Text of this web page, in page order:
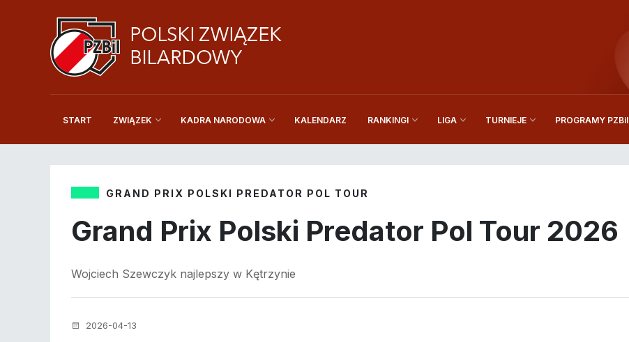
START ZWIĄZEK KADRA NARODOWA KALENDARZ RANKINGI LIGA TURNIEJE PROGRAMY PZBil
GRAND PRIX POLSKI PREDATOR POL TOUR
Grand Prix Polski Predator Pol Tour 2026
Wojciech Szewczyk najlepszy w Kętrzynie
2026-04-13